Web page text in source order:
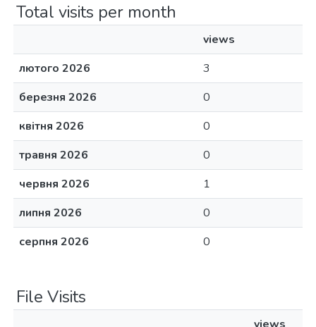
Total visits per month
views
лютого 2026
3
березня 2026
0
квітня 2026
0
травня 2026
0
червня 2026
1
липня 2026
0
серпня 2026
0
File Visits